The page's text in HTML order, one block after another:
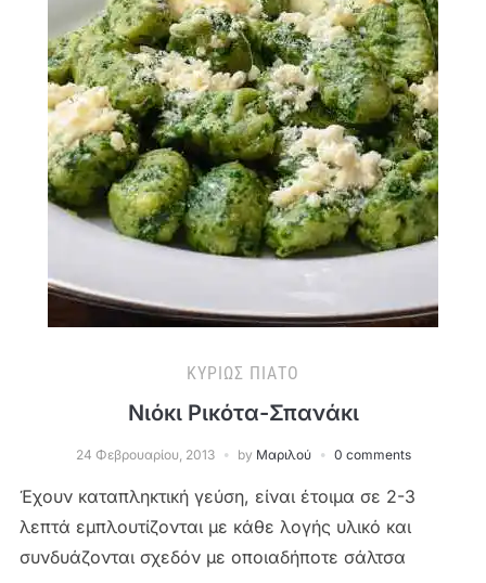
ΚΥΡΊΩΣ ΠΙΆΤΟ
Νιόκι Ρικότα-Σπανάκι
24 Φεβρουαρίου, 2013 by Μαριλού 0 comments
Έχουν καταπληκτική γεύση, είναι έτοιμα σε 2-3
λεπτά εμπλουτίζονται με κάθε λογής υλικό και
συνδυάζονται σχεδόν με οποιαδήποτε σάλτσα